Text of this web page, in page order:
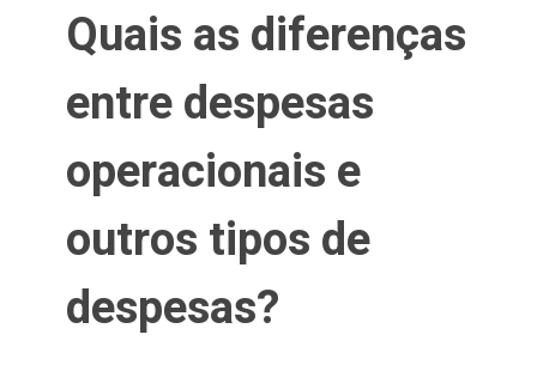
Quais as diferenças
entre despesas
operacionais e
outros tipos de
despesas?